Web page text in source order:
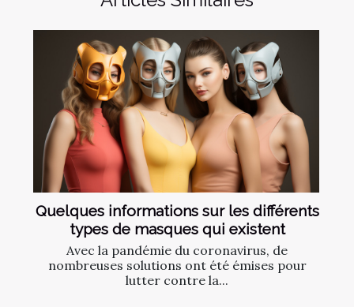
Quelques informations sur les différents
types de masques qui existent
Avec la pandémie du coronavirus, de
nombreuses solutions ont été émises pour
lutter contre la...